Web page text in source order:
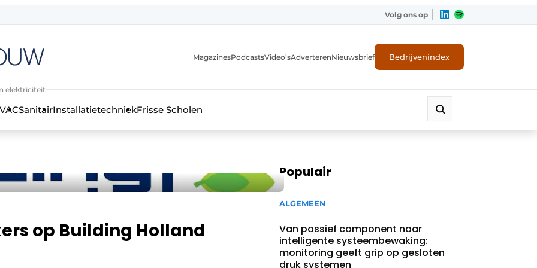
Volg ons op
elektriciteit
MagazinesPodcastsVideo’sAdverterenNieuwsbrief Bedrijvenindex
SanitairInstallatietechniekFrisse Scholen
op Building Holland
Populair
ALGEMEEN
Van passief component naar
intelligente systeembewaking:
monitoring geeft grip op gesloten
druk systemen